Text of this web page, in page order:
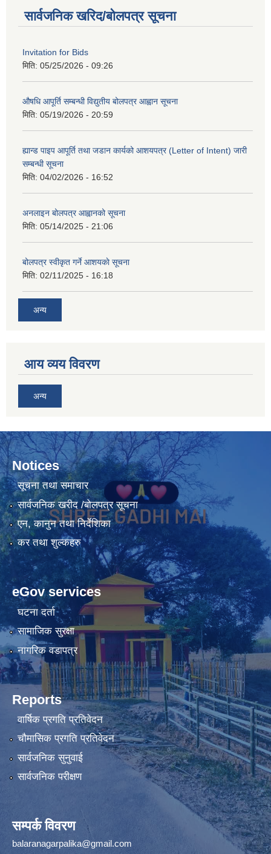
सार्वजनिक खरिद/बोलपत्र सूचना
Invitation for Bids
मिति: 05/25/2026 - 09:26
औषधि आपूर्ति सम्बन्धी विद्युतीय बोलपत्र आह्वान सूचना
मिति: 05/19/2026 - 20:59
ह्यान्ड पाइप आपूर्ति तथा जडान कार्यको आशयपत्र (Letter of Intent) जारी
सम्बन्धी सूचना
मिति: 04/02/2026 - 16:52
अनलाइन बोलपत्र आह्वानको सूचना
मिति: 05/14/2025 - 21:06
बोलपत्र स्वीकृत गर्ने आशयकाे सूचना
मिति: 02/11/2025 - 16:18
अन्य
आय व्यय विवरण
अन्य
Notices
सूचना तथा समाचार
सार्वजनिक खरीद /बोलपत्र सूचना
एन, कानुन तथा निर्देशिका
कर तथा शुल्कहरु
eGov services
घटना दर्ता
सामाजिक सुरक्षा
नागरिक वडापत्र
Reports
वार्षिक प्रगति प्रतिवेदन
चौमासिक प्रगति प्रतिवेदन
सार्वजनिक सुनुवाई
सार्वजनिक परीक्षण
सम्पर्क विवरण
balaranagarpalika@gmail.com